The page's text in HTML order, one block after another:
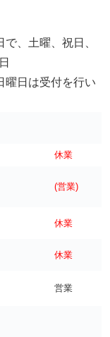
、土曜、祝日、
曜日は受付を行い
休業
(営業)
休業
休業
営業